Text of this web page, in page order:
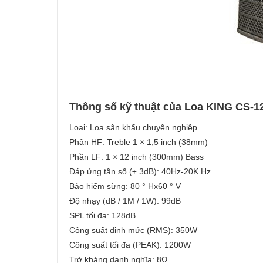
Thông số kỹ thuật của Loa KING CS-
Loại: Loa sân khấu chuyên nghiệp
Phần HF: Treble 1 × 1,5 inch (38mm)
Phần LF: 1 × 12 inch (300mm) Bass
Đáp ứng tần số (± 3dB): 40Hz-20K Hz
Bảo hiểm sừng: 80 ° Hx60 ° V
Độ nhạy (dB / 1M / 1W): 99dB
SPL tối đa: 128dB
Công suất định mức (RMS): 350W
Công suất tối đa (PEAK): 1200W
Trở kháng danh nghĩa: 8Ω